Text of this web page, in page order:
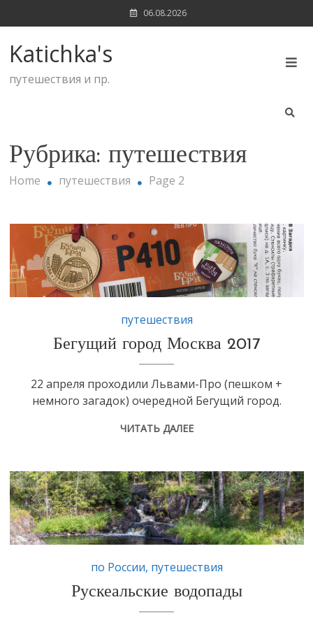
to
06.08.2026
Katichka's
путешествия и пр.
Рубрика:путешествия
Home путешествия Page 2
путешествия
Бегущий город Москва 2017
​22 апреля проходили Львами-Про (пешком +
немного загадок) очередной Бегущий город.
ЧИТАТЬ ДАЛЕЕ
по России, путешествия
Рускеальские водопады